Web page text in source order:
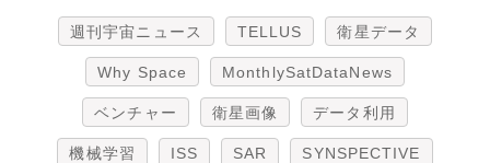
週刊宇宙ニュース TELLUS 衛星データ
Why Space MonthlySatDataNews
ベンチャー 衛星画像 データ利用
機械学習 ISS SAR SYNSPECTIVE